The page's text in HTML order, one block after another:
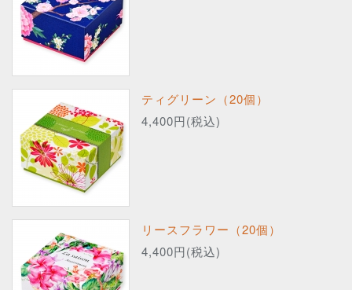
ティグリーン（20個）
4,400円(税込)
リースフラワー（20個）
4,400円(税込)